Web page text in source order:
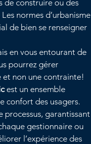
de construire ou des
normes d’urbanisme
de bien se renseigner
en vous entourant de
pourrez gérer
et non une contrainte!
est un ensemble
confort des usagers.
processus, garantissant
gestionnaire ou
l’expérience des